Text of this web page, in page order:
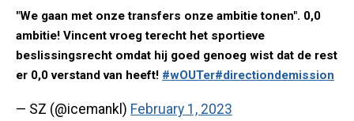
"We gaan met onze transfers onze ambitie tonen". 0,0
ambitie! Vincent vroeg terecht het sportieve
beslissingsrecht omdat hij goed genoeg wist dat de rest
er 0,0 verstand van heeft! #wOUTer#directiondemission
— SZ (@icemankl) February 1, 2023